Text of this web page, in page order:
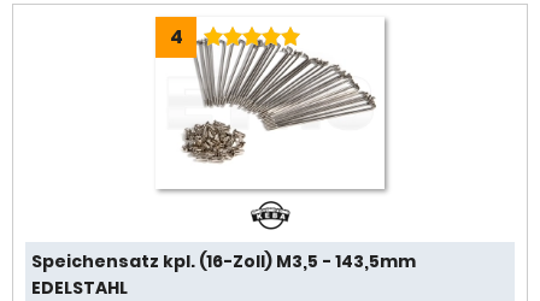
4
Speichensatz kpl. (16-Zoll) M3,5 - 143,5mm
EDELSTAHL